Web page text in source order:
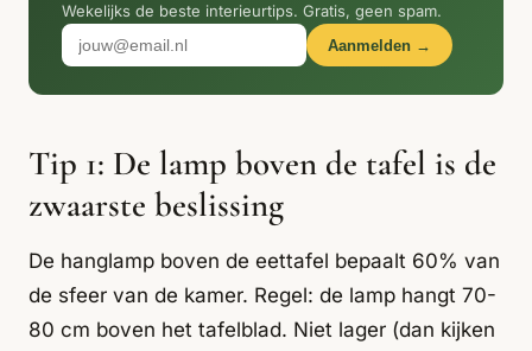
Organic
Modern
Quiet Luxury
Retro Revival
2026
Alle 35 stijlen → Stijlen vergelijken →
Wekelijks de beste interieurtips. Gratis, geen spam.
Aanmelden →
Tip 1: De lamp boven de tafel is de
zwaarste beslissing
De hanglamp boven de eettafel bepaalt 60% van
de sfeer van de kamer. Regel: de lamp hangt 70-
80 cm boven het tafelblad. Niet lager (dan kijken